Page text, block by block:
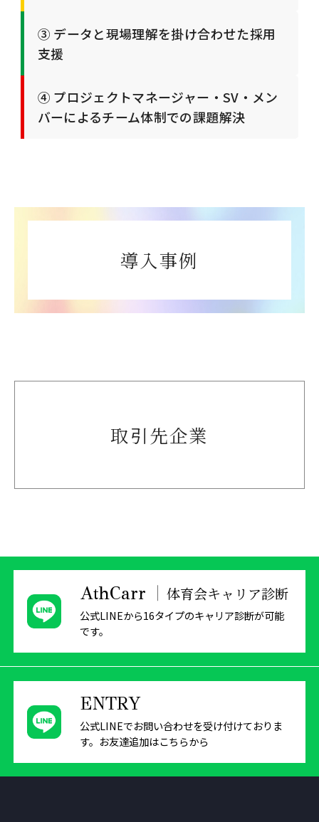
③ データと現場理解を掛け合わせた採用
支援
④ プロジェクトマネージャー・SV・メン
バーによるチーム体制での課題解決
導入事例
取引先企業
AthCarr 体育会キャリア診断
公式LINEから16タイプのキャリア診断が可能
です。
ENTRY
公式LINEでお問い合わせを受け付けておりま
す。 お友達追加はこちらから